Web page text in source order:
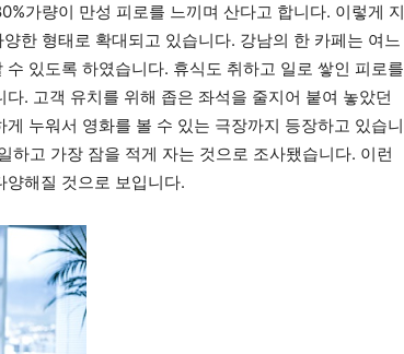
가량이 만성 피로를 느끼며 산다고 합니다. 이렇게 지
한 형태로 확대되고 있습니다. 강남의 한 카페는 여느
있도록 하였습니다. 휴식도 취하고 일로 쌓인 피로를
. 고객 유치를 위해 좁은 좌석을 줄지어 붙여 놓았던
누워서 영화를 볼 수 있는 극장까지 등장하고 있습니
하고 가장 잠을 적게 자는 것으로 조사됐습니다. 이런
해질 것으로 보입니다.